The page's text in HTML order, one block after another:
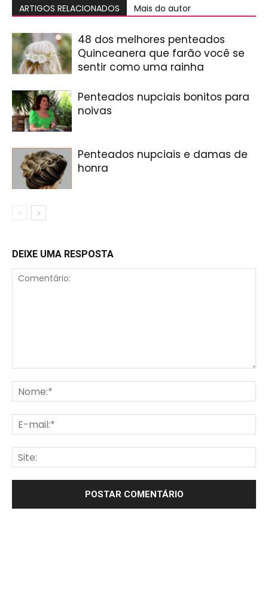
ARTIGOS RELACIONADOS Mais do autor
48 dos melhores penteados
Quinceanera que farão você se
sentir como uma rainha
Penteados nupciais bonitos para
noivas
Penteados nupciais e damas de
honra
DEIXE UMA RESPOSTA